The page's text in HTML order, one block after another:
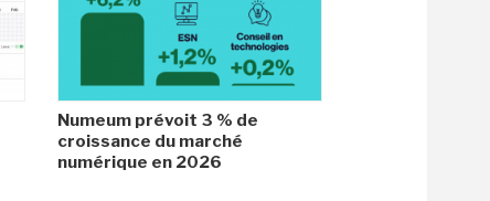
Numeum prévoit 3 % de
croissance du marché
numérique en 2026